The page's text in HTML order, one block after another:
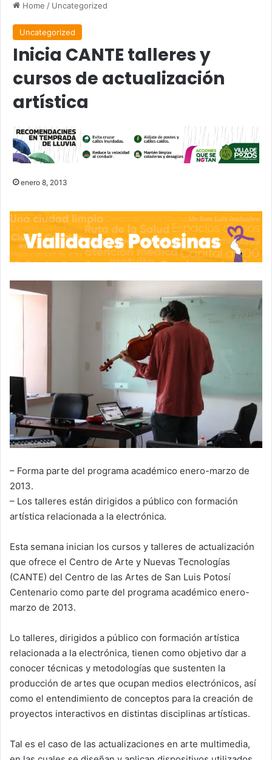
Home / Uncategorized
Uncategorized
Inicia CANTE talleres y
cursos de actualización
artística
enero 8, 2013
– Forma parte del programa académico enero-marzo de
2013.
– Los talleres están dirigidos a público con formación
artística relacionada a la electrónica.
Esta semana inician los cursos y talleres de actualización
que ofrece el Centro de Arte y Nuevas Tecnologías
(CANTE) del Centro de las Artes de San Luis Potosí
Centenario como parte del programa académico enero-
marzo de 2013.
Lo talleres, dirigidos a público con formación artística
relacionada a la electrónica, tienen como objetivo dar a
conocer técnicas y metodologías que sustenten la
producción de artes que ocupan medios electrónicos, así
como el entendimiento de conceptos para la creación de
proyectos interactivos en distintas disciplinas artísticas.
Tal es el caso de las actualizaciones en arte multimedia,